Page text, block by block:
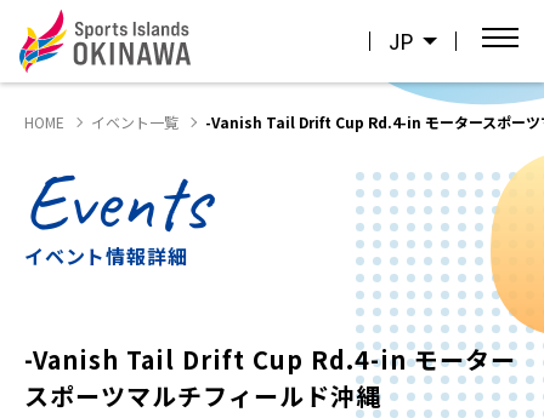
JP
HOME イベント一覧 -Vanish Tail Drift Cup Rd.4-in モータースポーツ
Events
イベント情報詳細
-Vanish Tail Drift Cup Rd.4-in モーター
スポーツマルチフィールド沖縄